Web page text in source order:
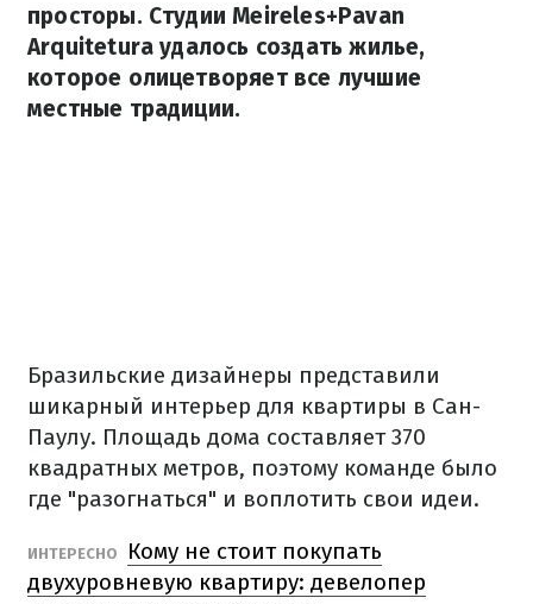
просторы. Студии Meireles+Pavan
Arquitetura удалось создать жилье,
которое олицетворяет все лучшие
местные традиции.
Бразильские дизайнеры представили
шикарный интерьер для квартиры в Сан-
Паулу. Площадь дома составляет 370
квадратных метров, поэтому команде было
где "разогнаться" и воплотить свои идеи.
ИНТЕРЕСНО
Кому не стоит покупать
двухуровневую квартиру: девелопер